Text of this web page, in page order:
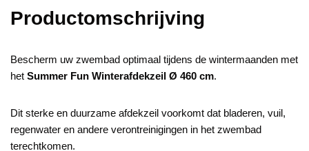
Productomschrijving
Bescherm uw zwembad optimaal tijdens de wintermaanden met
het Summer Fun Winterafdekzeil Ø 460 cm.
Dit sterke en duurzame afdekzeil voorkomt dat bladeren, vuil,
regenwater en andere verontreinigingen in het zwembad
terechtkomen.